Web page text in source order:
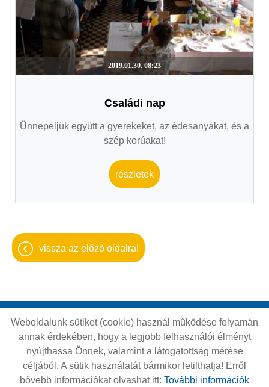
2019.01.30. 08:23
Családi nap
Ünnepeljük együtt a gyerekeket, az édesanyákat, és a
szép korúakat!
részletek
vissza az előző oldalra!
Oldal információk
Adatkezelési tájékoztató
Impresszum
Sütik kezelése
Akadálymentesítési nyilatkozat
Weboldalunk sütiket (cookie) használ működése folyamán
annak érdekében, hogy a legjobb felhasználói élményt
nyújthassa Önnek, valamint a látogatottság mérése
céljából. A sütik használatát bármikor letilthatja! Erről
bővebb információkat olvashat itt: További információk